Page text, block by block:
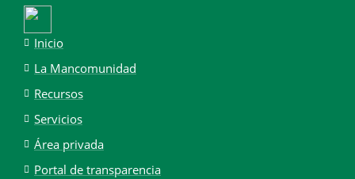
Inicio
La Mancomunidad
Recursos
Servicios
Área privada
Portal de transparencia